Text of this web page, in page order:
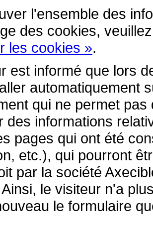
l'ensemble des
des cookies,
les cookies ».
est informé que lors
automatiquement
qui ne permet
des informations
pages qui ont été
etc.), qui pourront
par la société
le visiteur n'a
le formulaire